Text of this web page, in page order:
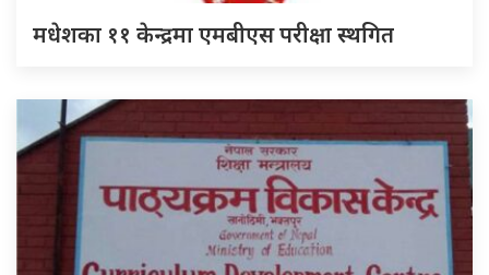
मधेशका ११ केन्द्रमा एमबीएस परीक्षा स्थगित